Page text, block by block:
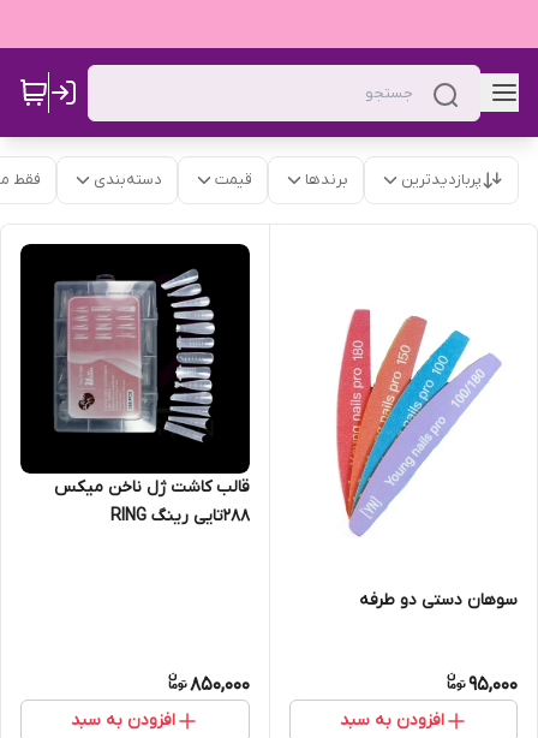
پربازدیدترین برندها قیمت دسته‌بندی فقط
سوهان دستی دو طرفه
95,000
افزودن به سبد
قالب کاشت ژل ناخن میکس
288تایی رینگ RING
850,000
افزودن به سبد